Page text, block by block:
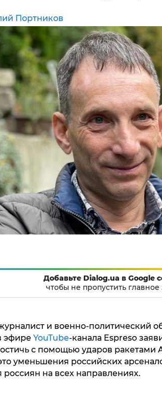
Портников
Добавьте Dialog.ua в Google
чтобы не пропустить главное
и военно-политический
эфире YouTube-канала Espreso
с помощью ударов ракетами
уменьшения российских
россиян на всех направлениях.